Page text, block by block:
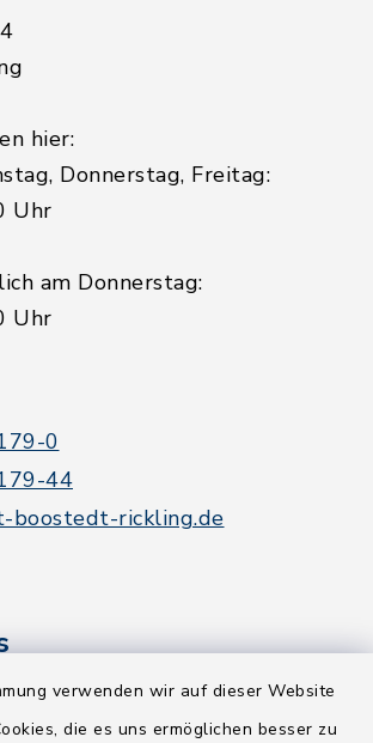
verwenden wir auf dieser Website
die es uns ermöglichen besser zu
hier:
Donnerstag, Freitag:
Uhr
am Donnerstag:
Uhr
0
44
boostedt-rickling.de